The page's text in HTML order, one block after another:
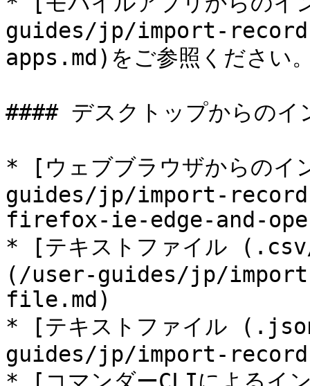
guides/jp/import-
apps.md)をご参照ください
#### デスクトップからのイ
* [ウェブブラウザからの
guides/jp/import-
firefox-ie-edge-and-
* [テキストファイル
(/user-guides/jp/
file.md)
* [テキストファイル
guides/jp/import-